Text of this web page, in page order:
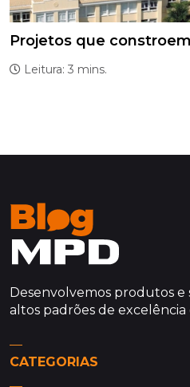
Projetos que
Leitura: 3 mins.
Desenvolvemos produtos e
altos padrões de excelência
CATEGORIAS